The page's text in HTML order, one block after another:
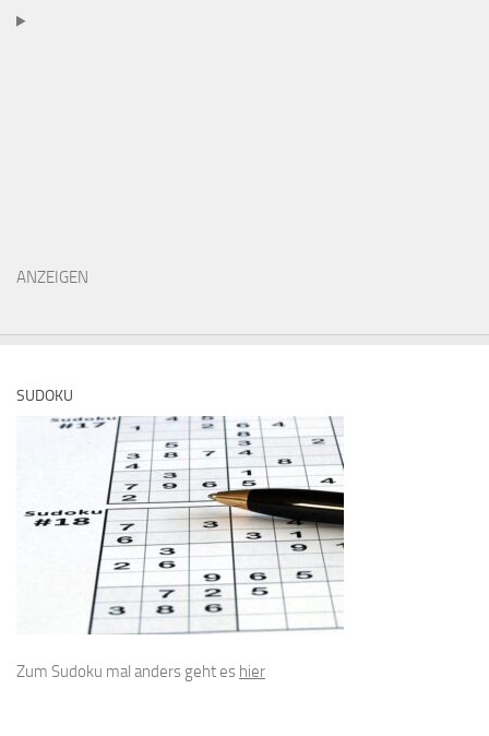
ANZEIGEN
SUDOKU
Zum Sudoku mal anders geht es hier